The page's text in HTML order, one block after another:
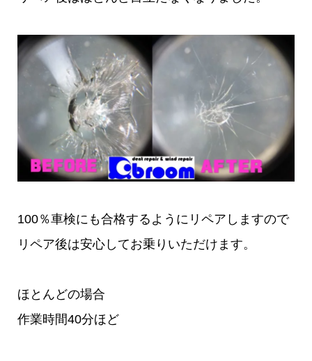
100％車検にも合格するようにリペアしますので
リペア後は安心してお乗りいただけます。
ほとんどの場合
作業時間40分ほど